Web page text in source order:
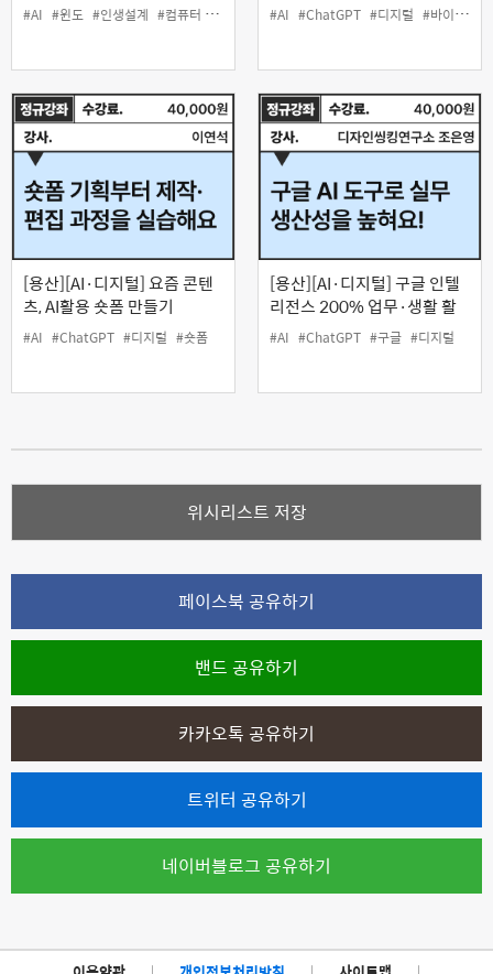
#AI #윈도 #인생설계 #컴퓨터 기초 #AI #ChatGPT #디지털 #바이브코딩
[용산][AI·디지털] 요즘 콘텐
츠, AI활용 숏폼 만들기
#AI #ChatGPT #디지털 #숏폼
[용산][AI·디지털] 구글 인텔
리전스 200% 업무·생활 활
용법
#AI #ChatGPT #구글 #디지털
위시리스트 저장
페이스북 공유하기
밴드 공유하기
카카오톡 공유하기
트위터 공유하기
네이버블로그 공유하기